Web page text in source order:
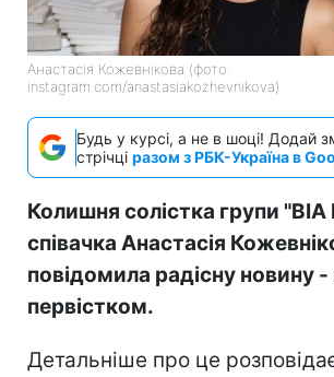
Анастасія Кожевнікова (фото:
instagram.com/anastasiakozhevnikova)
Будь у курсі, а не в шоці! Додай
стрічці разом з РБК-Україна в
Колишня солістка групи "ВІА
співачка Анастасія
повідомила радісну новину -
первістком.
Детальніше про це